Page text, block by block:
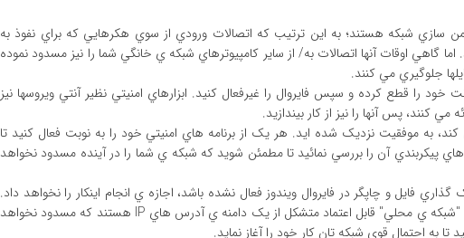
سازي شبکه هستند؛ به اين ترتيب که اتصالات ورودي از سوي هکرهايي که براي نفوذ به
گاهي اوقات آنها اتصالات به/ از ساير کامپيوترهاي شبکه ي خانگي شما را نيز مسدود نموده
جلوگيري مي کنند.
خود را قطع کرده و سپس فايروال را غيرفعال کنيد. ابزارهاي امنيتي نظير آنتي ويروسها نيز
کنند، پس آنها را نيز از کار بيندازيد.
به موفقيت نزديک شده ايد. هر يک از برنامه هاي امنيتي خود را به نوبت فعال کنيد تا
پيکربندي آن را بررسي نمائيد تا مطمئن شويد که شبکه ي شما را در آينده مسدود نخواهد
گذاري فايل و چاپگر در فايروال ويندوز فعال نشده باشد، اجازه ي انجام اينکار را نخواهد داد.
ساير فايروال ها نيز داراي توانائي تعريف يک "شبکه ي محلي" قابل اعتماد متشکل از يک دامنه ي آدرس هاي IP هستند که مسدود نخواهد
به احتمال قوي شبکه تان کار خود را آغاز نمايد.